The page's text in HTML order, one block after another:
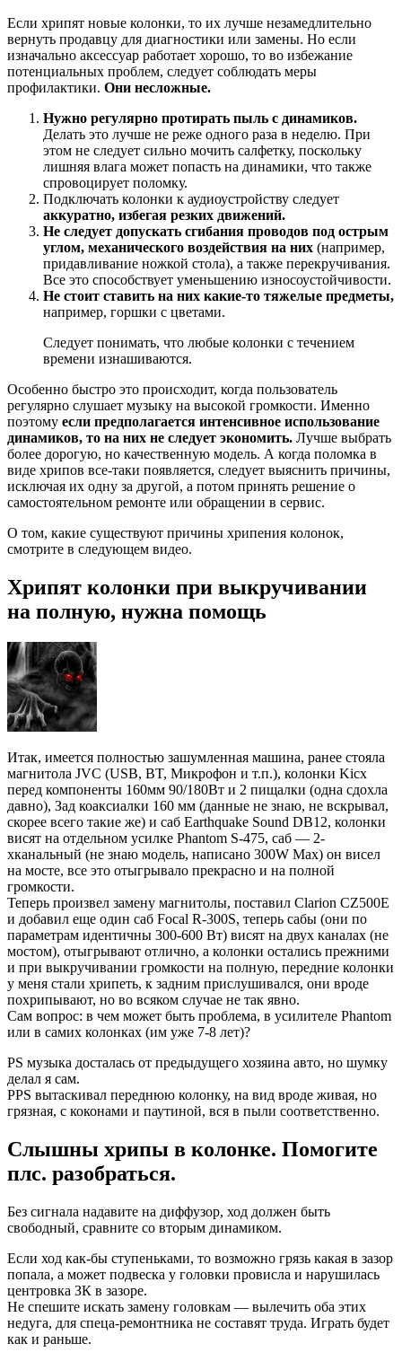
Если хрипят новые колонки, то их лучше незамедлительно
вернуть продавцу для диагностики или замены. Но если
изначально аксессуар работает хорошо, то во избежание
потенциальных проблем, следует соблюдать меры
профилактики. Они несложные.
Нужно регулярно протирать пыль с динамиков.
Делать это лучше не реже одного раза в неделю. При
этом не следует сильно мочить салфетку, поскольку
лишняя влага может попасть на динамики, что также
спровоцирует поломку.
Подключать колонки к аудиоустройству следует
аккуратно, избегая резких движений.
Не следует допускать сгибания проводов под острым
углом, механического воздействия на них (например,
придавливание ножкой стола), а также перекручивания.
Все это способствует уменьшению износоустойчивости.
Не стоит ставить на них какие-то тяжелые предметы,
например, горшки с цветами.
Следует понимать, что любые колонки с течением
времени изнашиваются.
Особенно быстро это происходит, когда пользователь
регулярно слушает музыку на высокой громкости. Именно
поэтому если предполагается интенсивное использование
динамиков, то на них не следует экономить. Лучше выбрать
более дорогую, но качественную модель. А когда поломка в
виде хрипов все-таки появляется, следует выяснить причины,
исключая их одну за другой, а потом принять решение о
самостоятельном ремонте или обращении в сервис.
О том, какие существуют причины хрипения колонок,
смотрите в следующем видео.
Хрипят колонки при выкручивании
на полную, нужна помощь
Итак, имеется полностью зашумленная машина, ранее стояла
магнитола JVC (USB, BT, Микрофон и т.п.), колонки Kicx
перед компоненты 160мм 90/180Вт и 2 пищалки (одна сдохла
давно), Зад коаксиалки 160 мм (данные не знаю, не вскрывал,
скорее всего такие же) и саб Earthquake Sound DB12, колонки
висят на отдельном усилке Phantom S-475, саб — 2-
хканальный (не знаю модель, написано 300W Max) он висел
на мосте, все это отыгрывало прекрасно и на полной
громкости.
Теперь произвел замену магнитолы, поставил Clarion CZ500E
и добавил еще один саб Focal R-300S, теперь сабы (они по
параметрам идентичны 300-600 Вт) висят на двух каналах (не
мостом), отыгрывают отлично, а колонки остались прежними
и при выкручивании громкости на полную, передние колонки
у меня стали хрипеть, к задним прислушивался, они вроде
похрипывают, но во всяком случае не так явно.
Сам вопрос: в чем может быть проблема, в усилителе Phantom
или в самих колонках (им уже 7-8 лет)?
PS музыка досталась от предыдущего хозяина авто, но шумку
делал я сам.
PPS вытаскивал переднюю колонку, на вид вроде живая, но
грязная, с коконами и паутиной, вся в пыли соответственно.
Слышны хрипы в колонке. Помогите
плс. разобраться.
Без сигнала надавите на диффузор, ход должен быть
свободный, сравните со вторым динамиком.
Если ход как-бы ступеньками, то возможно грязь какая в зазор
попала, а может подвеска у головки провисла и нарушилась
центровка ЗК в зазоре.
Не спешите искать замену головкам — вылечить оба этих
недуга, для спеца-ремонтника не составят труда. Играть будет
как и раньше.